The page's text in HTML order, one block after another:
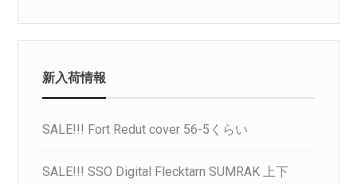
新入荷情報
SALE!!! Fort Redut cover 56-5くらい
SALE!!! SSO Digital Flecktarn SUMRAK 上下